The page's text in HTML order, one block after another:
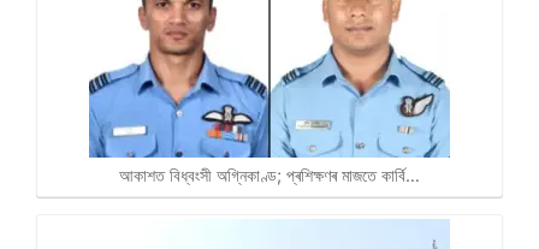
আকাশত বিধ্বংসী অগ্নিকাণ্ড; প্ৰশিক্ষণৰ মাজতে কাৰ্বি…